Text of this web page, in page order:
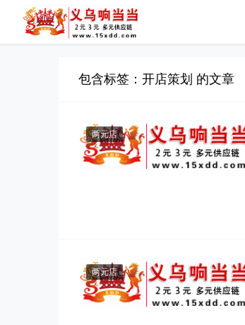
包含标签：开店策划 的文章
两元店
两元店